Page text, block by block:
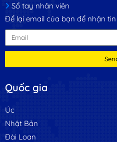
Sổ tay nhân viên
Để lại email của bạn để nhận
Quốc gia
Úc
Nhật Bản
Đài Loan